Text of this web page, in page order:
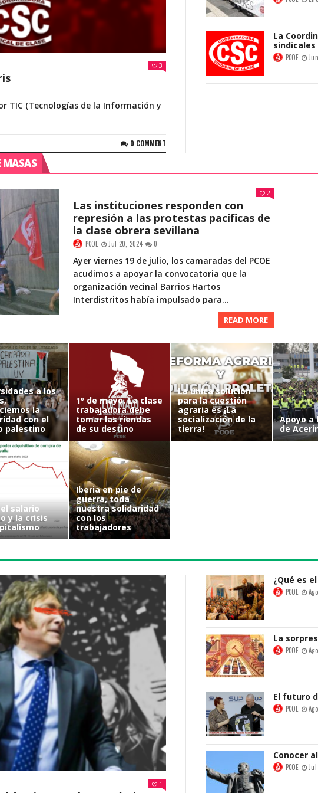
3
TIC (Tecnologías de la Información y
0 COMMENT
La
sindicales
PCOE
Hay que
desarrollo
PCOE
CCOO,
PCOE
MASAS
2
Las instituciones responden con
represión a las protestas pacíficas de
la clase obrera sevillana
PCOE Jul 20, 2024 0
Ayer viernes 19 de julio, los camaradas del PCOE
acudimos a apoyar la convocatoria que la
organización vecinal Barrios Hartos
Interdistritos había impulsado para...
READ MORE
a los
la
con el
palestino
1º de mayo. La clase
trabajadora debe
tomar las riendas
de su destino
La única solución
para la cuestión
agraria es ¡La
socialización de la
tierra!
Apoyo a
de
salario
y la crisis
Iberia en pie de
guerra, toda
nuestra solidaridad
con los
trabajadores
1
La
del capital
PCOE Jul
Las ONG:
PCOE
¿Qué es
PCOE
La
PCOE
El futuro
PCOE
Conocer
PCOE